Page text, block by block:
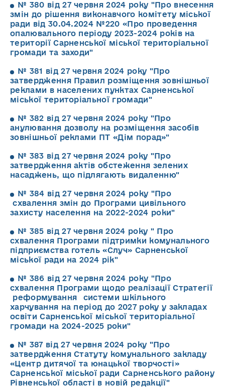
№ 380 від 27 червня 2024 року "Про внесення
змін до рішення виконавчого комітету міської
ради від 30.04.2024 №220 «Про проведення
опалювального періоду 2023-2024 років на
території Сарненської міської територіальної
громади та заходи"
№ 381 від 27 червня 2024 року "Про
затвердження Правил розміщення зовнішньої
реклами в населених пунктах Сарненської
міської територіальної громади"
№ 382 від 27 червня 2024 року "Про
анулювання дозволу на розміщення засобів
зовнішньої реклами ПТ «Дім порад»"
№ 383 від 27 червня 2024 року "Про
затвердження актів обстеження зелених
насаджень, що підлягають видаленню"
№ 384 від 27 червня 2024 року "Про
схвалення змін до Програми цивільного
захисту населення на 2022-2024 роки"
№ 385 від 27 червня 2024 року " Про
схвалення Програми підтримки комунального
підприємства готель «Случ» Сарненської
міської ради на 2024 рік"
№ 386 від 27 червня 2024 року "Про
схвалення Програми щодо реалізації Стратегії
реформування системи шкільного
харчування на період до 2027 року у закладах
освіти Сарненської міської територіальної
громади на 2024-2025 роки"
№ 387 від 27 червня 2024 року "Про
затвердження Статуту комунального закладу
«Центр дитячої та юнацької творчості»
Сарненської міської ради Сарненського району
Рівненської області в новій редакції"